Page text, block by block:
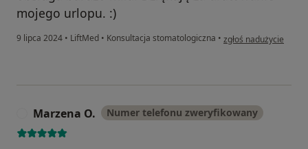
mojego urlopu. :)
9 lipca 2024 • LiftMed • Konsultacja stomatologiczna • w opinii użytkownika
zgłoś nadużycie
Marzena O. Numer telefonu zweryfikowany